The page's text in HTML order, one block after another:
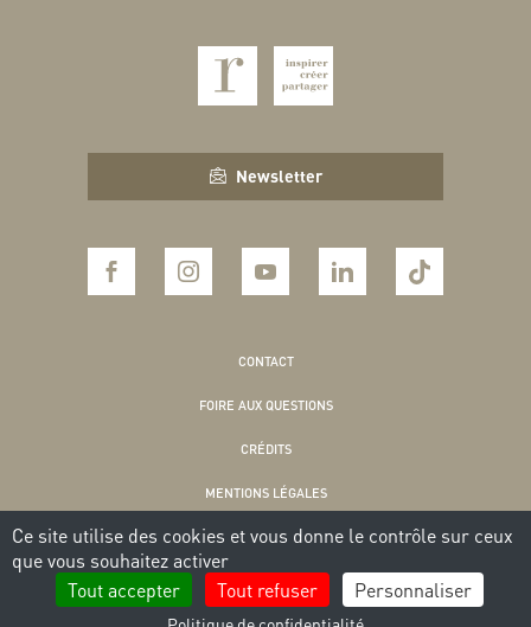
Newsletter
CONTACT
FOIRE AUX QUESTIONS
CRÉDITS
MENTIONS LÉGALES
POLITIQUE DE CONFIDENTIALITÉ
COOKIES
Ce site utilise des cookies et vous donne le contrôle sur ceux
que vous souhaitez activer
Tout accepter
Tout refuser Personnaliser